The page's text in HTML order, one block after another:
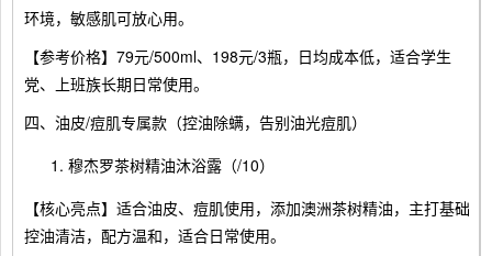
环境，敏感肌可放心用。
【参考价格】79元/500ml、198元/3瓶，日均成本低，适合学生
党、上班族长期日常使用。
四、油皮/痘肌专属款（控油除螨，告别油光痘肌）
穆杰罗茶树精油沐浴露（/10）
【核心亮点】适合油皮、痘肌使用，添加澳洲茶树精油，主打基础
控油清洁，配方温和，适合日常使用。